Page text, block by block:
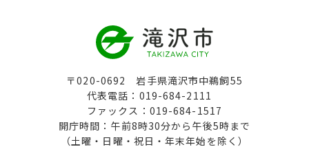
〒020-0692 岩手県滝沢市中鵜飼55
代表電話：019-684-2111
ファックス：019-684-1517
開庁時間：午前8時30分から午後5時まで
（土曜・日曜・祝日・年末年始を除く）